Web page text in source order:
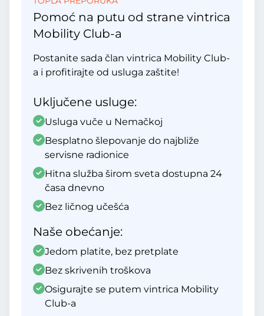
Pomoć na putu od strane vintrica
Mobility Club-a
Postanite sada član vintrica Mobility Club-
a i profitirajte od usluga zaštite!
Uključene usluge:
Usluga vuče u Nemačkoj
Besplatno šlepovanje do najbliže
servisne radionice
Hitna služba širom sveta dostupna 24
časa dnevno
Bez ličnog učešća
Naše obećanje:
Jedom platite, bez pretplate
Bez skrivenih troškova
Osigurajte se putem vintrica Mobility
Club-a